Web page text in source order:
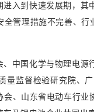
入到快速发展期，
管理措施不完善、
中国化学与物理电
量监督检验研究院、
、山东省电动车行